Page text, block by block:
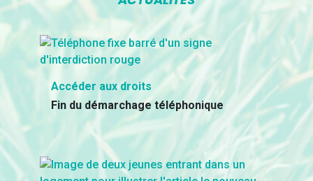
Accéder aux droits
Fin du démarchage téléphonique